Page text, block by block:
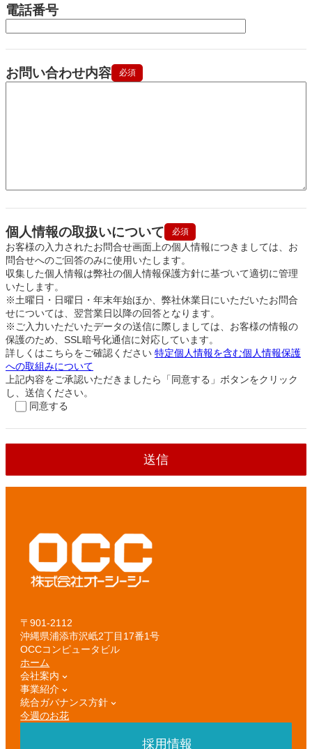
電話番号
お問い合わせ内容 必須
個人情報の取扱いについて 必須
お客様の入力されたお問合せ画面上の個人情報につきましては、お
問合せへのご回答のみに使用いたします。
収集した個人情報は弊社の個人情報保護方針に基づいて適切に管理
いたします。
※土曜日・日曜日・年末年始ほか、弊社休業日にいただいたお問合
せについては、翌営業日以降の回答となります。
※ご入力いただいたデータの送信に際しましては、お客様の情報の
保護のため、SSL暗号化通信に対応しています。
詳しくはこちらをご確認ください 特定個人情報を含む個人情報保護
への取組みについて
上記内容をご承認いただきましたら「同意する」ボタンをクリック
し、送信ください。
同意する
〒901-2112
沖縄県浦添市沢岻2丁目17番1号
OCCコンピュータビル
ホーム
会社案内
事業紹介
統合ガバナンス方針
今週のお花
採用情報